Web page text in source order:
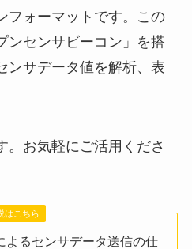
フォーマットです。この
ンセンサビーコン」を搭
ンサデータ値を解析、表
。お気軽にご活用くださ
はこちら
よるセンサデータ送信の仕